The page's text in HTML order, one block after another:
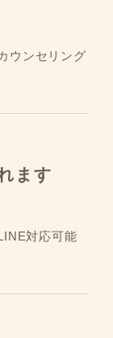
ウンセリング
ます
対応可能